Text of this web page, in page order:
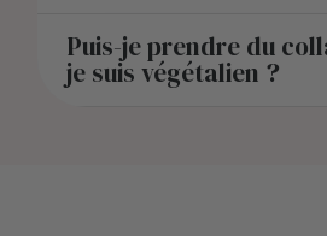
Puis-je prendre du
je suis végétalien ?